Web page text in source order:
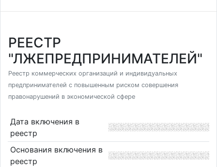
РЕЕСТР
"ЛЖЕПРЕДПРИНИМАТЕЛЕЙ"
Реестр коммерческих организаций и индивидуальных
предпринимателей с повышенным риском совершения
правонарушений в экономической сфере
Дата включения в
реестр
Основания включения в
реестр